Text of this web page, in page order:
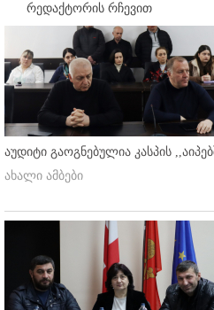
რედაქტორის რჩევით
აუდიტი გაოგნებულია კასპის
ახალი ამბები